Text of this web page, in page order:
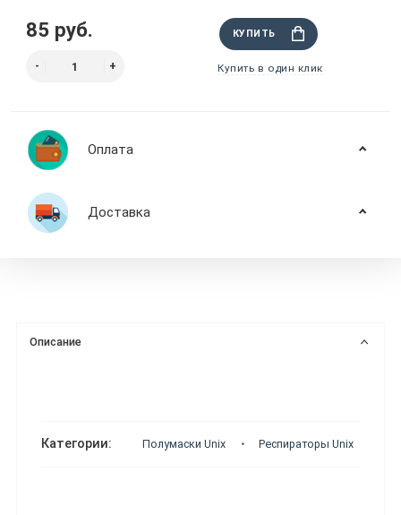
85 руб. КУПИТЬ
Купить в один клик
Оплата
Доставка
Описание
Категории: Полумаски Unix Респираторы Unix